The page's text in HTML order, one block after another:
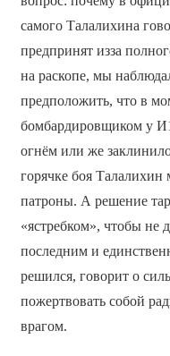
самого Талалихина
предпринят из­за
на раскопе, мы
предположить, что в
бомбардировщиком у
огнём или же
горячке боя Талалихин
патроны. А решение
«ястребком», чтобы не
последним и
решился, говорит о
пожертвовать собой
врагом.